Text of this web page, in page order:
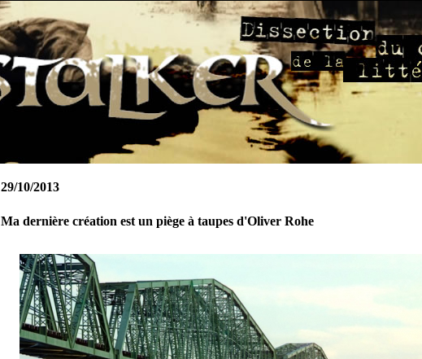
29/10/2013
Ma dernière création est un piège à taupes d'Oliver Rohe